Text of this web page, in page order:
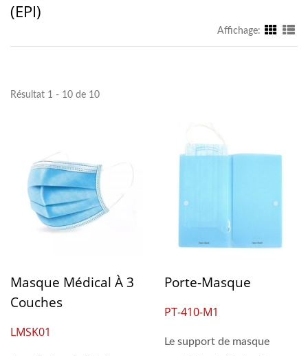
(EPI)
Affichage:
Résultat 1 - 10 de 10
Masque Médical À 3
Couches
LMSK01
Porte-Masque
PT-410-M1
Le support de masque